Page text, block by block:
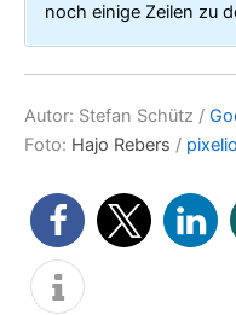
noch einige Zeilen zu
Autor: Stefan Schütz /
Foto: Hajo Rebers /